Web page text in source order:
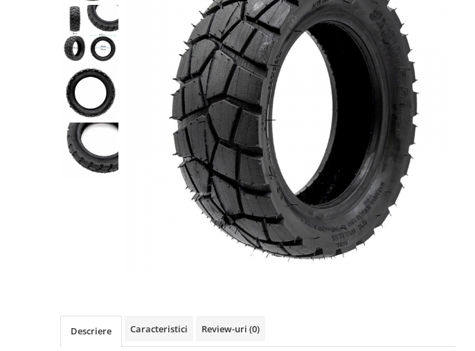
Acumulatori
Contact cu cheie
https://www.doctortrotineta.ro/frane
Placute de frana
Manete de frana
https://www.doctortrotineta.ro/lumini
Descriere Caracteristici Review-uri (0)